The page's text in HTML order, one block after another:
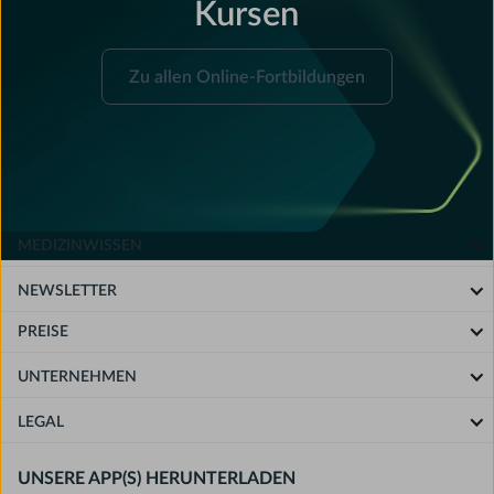
um Kursinhalte zu wiederholen oder Inhalte
Kursen
allen
Zu allen Online-Fortbildungen
MEDIZINWISSEN
NEWSLETTER
PREISE
UNTERNEHMEN
LEGAL
UNSERE APP(S) HERUNTERLADEN